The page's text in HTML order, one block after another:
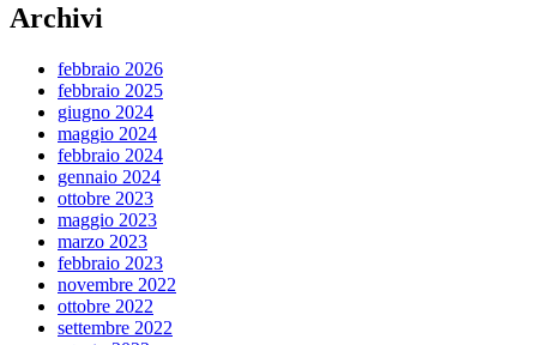
Archivi
febbraio 2026
febbraio 2025
giugno 2024
maggio 2024
febbraio 2024
gennaio 2024
ottobre 2023
maggio 2023
marzo 2023
febbraio 2023
novembre 2022
ottobre 2022
settembre 2022